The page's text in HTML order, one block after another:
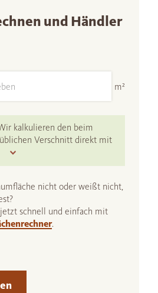
und Händler
m²
kalkulieren den beim
Verschnitt direkt mit
nicht oder weißt nicht,
schnell und einfach mit
.